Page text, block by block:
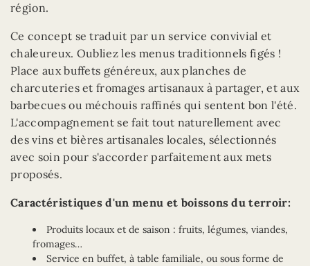
région.
Ce concept se traduit par un service convivial et
chaleureux. Oubliez les menus traditionnels figés !
Place aux buffets généreux, aux planches de
charcuteries et fromages artisanaux à partager, et aux
barbecues ou méchouis raffinés qui sentent bon l'été.
L'accompagnement se fait tout naturellement avec
des vins et bières artisanales locales, sélectionnés
avec soin pour s'accorder parfaitement aux mets
proposés.
Caractéristiques d'un menu et boissons du terroir:
Produits locaux et de saison : fruits, légumes, viandes,
fromages…
Service en buffet, à table familiale, ou sous forme de